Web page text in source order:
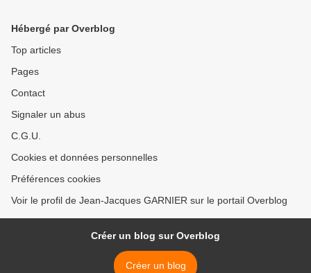
Hébergé par Overblog
Top articles
Pages
Contact
Signaler un abus
C.G.U.
Cookies et données personnelles
Préférences cookies
Voir le profil de Jean-Jacques GARNIER sur le portail Overblog
Créer un blog sur Overblog
Créer un blog